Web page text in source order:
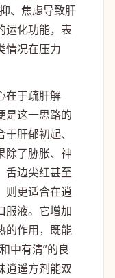
、焦虑导致肝
运化功能，表
情况在压力
在于疏肝解
是这一思路的
肝郁初起、
除了胁胀、神
舌边尖红甚至
则更适合在逍
服液。它增加
的作用，既能
中有清”的良
逍遥方剂能双